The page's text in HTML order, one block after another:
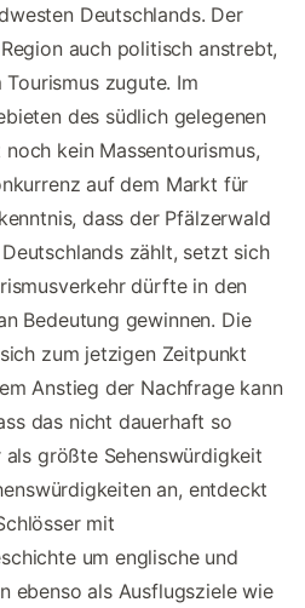
Deutschlands. Der
auch politisch anstrebt,
zugute. Im
des südlich gelegenen
kein Massentourismus,
auf dem Markt für
dass der Pfälzerwald
zählt, setzt sich
dürfte in den
Bedeutung gewinnen. Die
zum jetzigen Zeitpunkt
Anstieg der Nachfrage kann
das nicht dauerhaft so
größte Sehenswürdigkeit
an, entdeckt
mit
um englische und
ebenso als Ausflugsziele wie